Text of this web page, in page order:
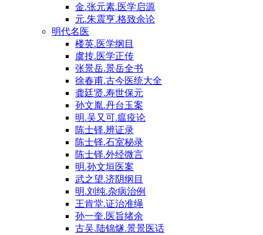
金.张元素.医学启源
元.朱震亨.格致余论
明代名医
楼英.医学纲目
虞抟.医学正传
张景岳.景岳全书
徐春甫.古今医统大全
龚廷贤.寿世保元
孙文胤.丹台玉案
明.吴又可.瘟疫论
陈士铎.辨证录
陈士铎.石室秘录
陈士铎.外经微言
明.孙文垣医案
武之望.济阴纲目
明.刘纯.杂病治例
王肯堂.证治准绳
孙一奎.医旨绪余
古吴.陆锦燧.景景医话